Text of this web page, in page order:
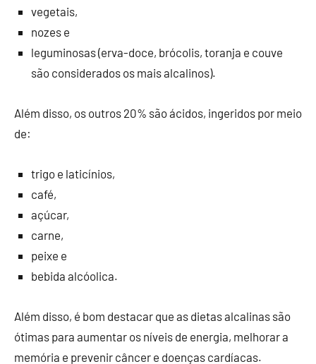
vegetais,
nozes e
leguminosas (erva-doce, brócolis, toranja e couve
são considerados os mais alcalinos).
Além disso, os outros 20% são ácidos, ingeridos por meio
de:
trigo e laticínios,
café,
açúcar,
carne,
peixe e
bebida alcóolica.
Além disso, é bom destacar que as dietas alcalinas são
ótimas para aumentar os níveis de energia, melhorar a
memória e prevenir câncer e doenças cardíacas.